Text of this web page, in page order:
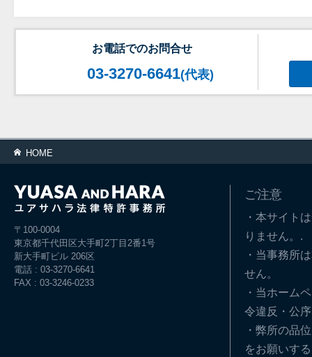
お電話でのお問合せ
03-3270-6641(代表)
HOME
〒100-0004
東京都千代田区大手町2丁目2番1号
新大手町ビル 206区
電話 : 03-3270-6641
FAX : 03-3246-0233
ご注意
・本サイト
りません。.
・当事務所
せん。
・当ホーム
令違反・公
・弊所の品
をお願いす